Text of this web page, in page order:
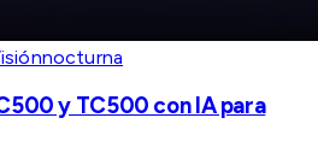
y TC500 con IA para